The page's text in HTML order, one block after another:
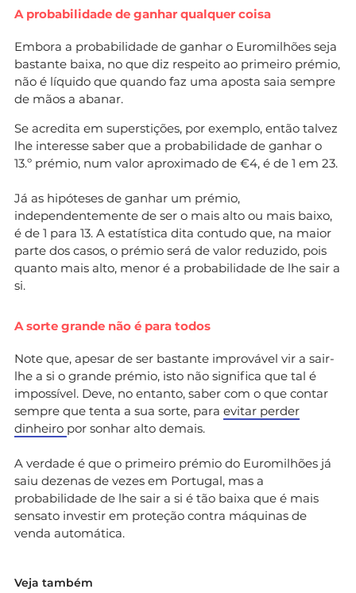
A probabilidade de ganhar qualquer coisa
Embora a probabilidade de ganhar o Euromilhões seja
bastante baixa, no que diz respeito ao primeiro prémio,
não é líquido que quando faz uma aposta saia sempre
de mãos a abanar.
Se acredita em superstições, por exemplo, então talvez
lhe interesse saber que a probabilidade de ganhar o
13.º prémio, num valor aproximado de €4, é de 1 em 23.
Já as hipóteses de ganhar um prémio,
independentemente de ser o mais alto ou mais baixo,
é de 1 para 13. A estatística dita contudo que, na maior
parte dos casos, o prémio será de valor reduzido, pois
quanto mais alto, menor é a probabilidade de lhe sair a
si.
A sorte grande não é para todos
Note que, apesar de ser bastante improvável vir a sair-
lhe a si o grande prémio, isto não significa que tal é
impossível. Deve, no entanto, saber com o que contar
sempre que tenta a sua sorte, para evitar perder
dinheiro por sonhar alto demais.
A verdade é que o primeiro prémio do Euromilhões já
saiu dezenas de vezes em Portugal, mas a
probabilidade de lhe sair a si é tão baixa que é mais
sensato investir em proteção contra máquinas de
venda automática.
Veja também